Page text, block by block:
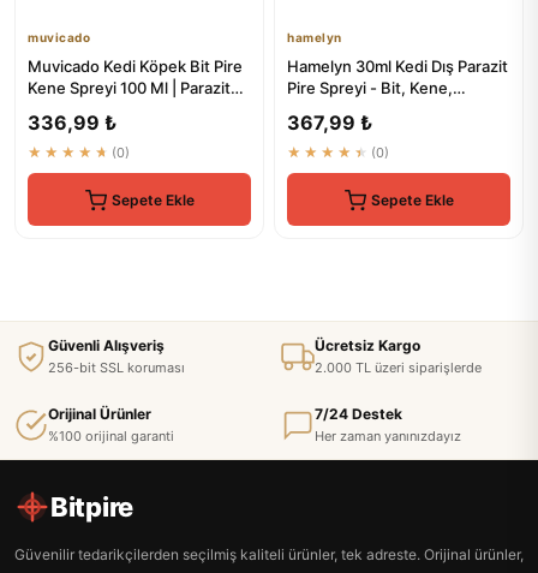
muvicado
Muvicado Kedi Köpek Bit Pire
Kene Spreyi 100 Ml | Parazit
336,99 ₺
★★★★★ (0)
Sepete Ekle
hamelyn
Hamelyn 30ml Kedi Dış Parazit
Pire Spreyi - Bit, Kene,
367,99 ₺
★★★★★ (0)
Sepete Ekle
Güvenli Alışveriş
256-bit SSL koruması
Ücretsiz Kargo
2.000 TL üzeri siparişlerde
Orijinal Ürünler
%100 orijinal garanti
7/24 Destek
Her zaman yanınızdayız
Bitpire
Güvenilir tedarikçilerden seçilmiş kaliteli ürünler, tek adreste. Orijinal ürünler,